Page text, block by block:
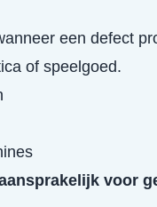
een defect
of speelgoed.
voor